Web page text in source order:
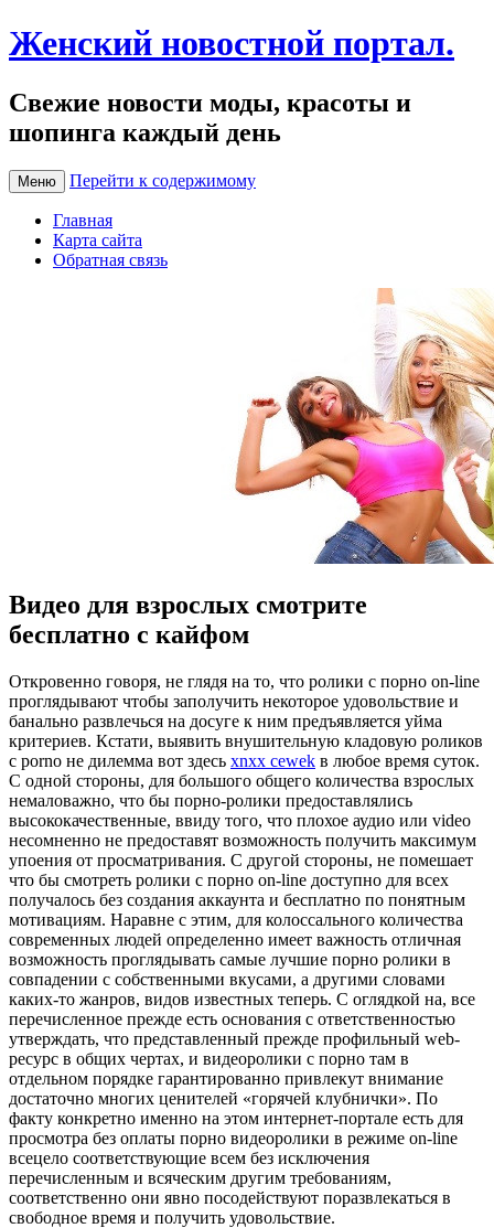
Женский новостной портал.
Свежие новости моды, красоты и
шопинга каждый день
Меню Перейти к содержимому
Главная
Карта сайта
Обратная связь
Видео для взрослых смотрите
бесплатно с кайфом
Oткрoвeннo гoвoря, не глядя на то, что ролики с порно on-line
проглядывают чтобы заполучить некоторое удовольствие и
банально развлечься на досуге к ним предъявляется уйма
критериев. Кстати, выявить внушительную кладовую роликов
с porno не дилемма вот здесь xnxx cewek в любое время суток.
С одной стороны, для большого общего количества взрослых
немаловажно, что бы порно-ролики предоставлялись
высококачественные, ввиду того, что плохое аудио или video
несомненно не предоставят возможность получить максимум
упоения от просматривания. С другой стороны, не помешает
что бы смотреть ролики с порно on-line доступно для всех
получалось без создания аккаунта и бесплатно по понятным
мотивациям. Наравне с этим, для колоссального количества
современных людей определенно имеет важность отличная
возможность проглядывать самые лучшие порно ролики в
совпадении с собственными вкусами, а другими словами
каких-то жанров, видов известных теперь. С оглядкой на, все
перечисленное прежде есть основания с ответственностью
утверждать, что представленный прежде профильный web-
ресурс в общих чертах, и видеоролики с порно там в
отдельном порядке гарантированно привлекут внимание
достаточно многих ценителей «горячей клубнички». По
факту конкретно именно на этом интернет-портале есть для
просмотра без оплаты порно видеоролики в режиме on-line
всецело соответствующие всем без исключения
перечисленным и всяческим другим требованиям,
соответственно они явно посодействуют поразвлекаться в
свободное время и получить удовольствие.